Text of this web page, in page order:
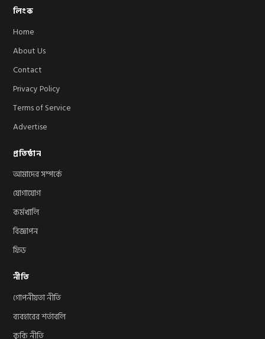
লিংক
Home
About Us
Contact
Privacy Policy
Terms of Service
Advertise
প্রতিষ্ঠান
আমাদের সম্পর্কে
যোগাযোগ
কর্মখালি
বিজ্ঞাপন
ফিড
নীতি
গোপনীয়তা নীতি
ব্যবহারের শর্তাবলি
কুকি নীতি